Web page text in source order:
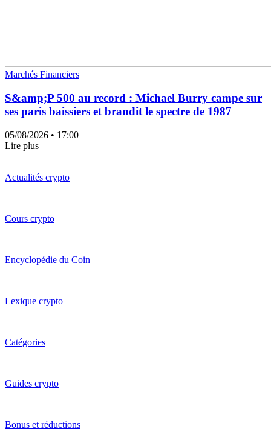
Marchés Financiers
S&amp;P 500 au record : Michael Burry campe sur
ses paris baissiers et brandit le spectre de 1987
05/08/2026 • 17:00
Lire plus
Actualités crypto
Cours crypto
Encyclopédie du Coin
Lexique crypto
Catégories
Guides crypto
Bonus et réductions